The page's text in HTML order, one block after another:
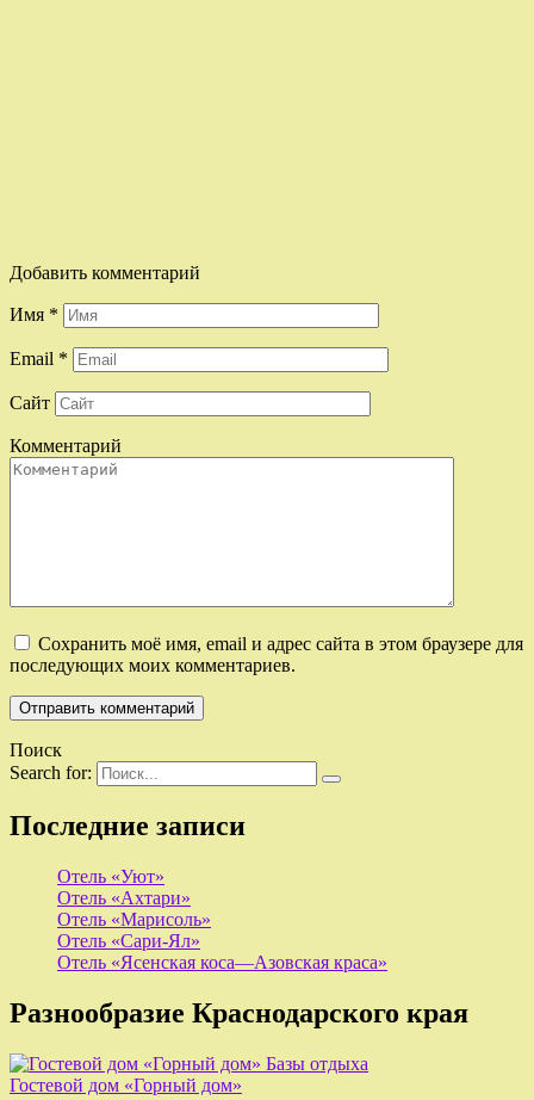
Добавить комментарий
Имя *
Email *
Сайт
Комментарий
Сохранить моё имя, email и адрес сайта в этом браузере для
последующих моих комментариев.
Поиск
Search for:
Последние записи
Отель «Уют»
Отель «Ахтари»
Отель «Марисоль»
Отель «Сари-Ял»
Отель «Ясенская коса—Азовская краса»
Разнообразие Краснодарского края
Базы отдыха
Гостевой дом «Горный дом»